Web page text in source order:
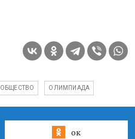
ОБЩЕСТВО ОЛИМПИАДА
ок